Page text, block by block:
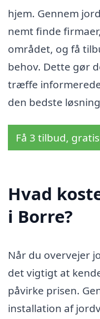
hjem. Gennem
nemt finde
området, og få
behov. Dette gør
træffe
den bedste
Få 3 tilbud,
Hvad
i Borre?
Når du overvejer
det vigtigt at
påvirke prisen.
installation af